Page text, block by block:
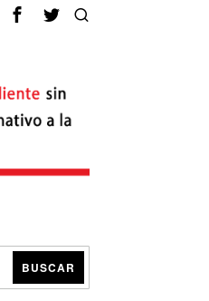
BUSCAR